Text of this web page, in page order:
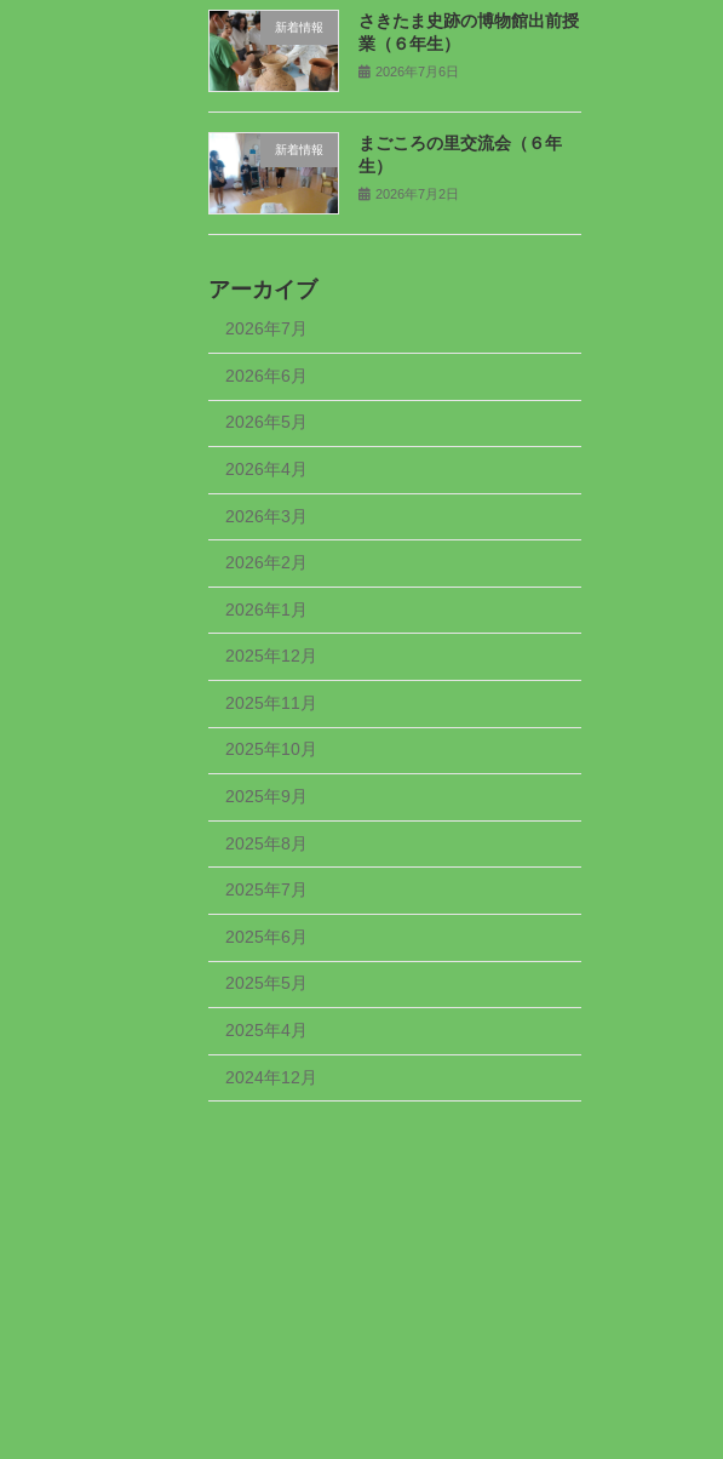
新着情報
さきたま史跡の博物館出前授
業（６年生）
2026年7月6日
新着情報
まごころの里交流会（６年
生）
2026年7月2日
アーカイブ
2026年7月
2026年6月
2026年5月
2026年4月
2026年3月
2026年2月
2026年1月
2025年12月
2025年11月
2025年10月
2025年9月
2025年8月
2025年7月
2025年6月
2025年5月
2025年4月
2024年12月